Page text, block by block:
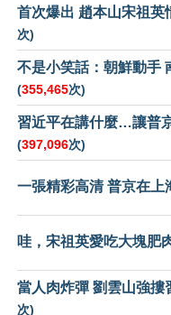
首次爆出 趙本山宋祖英
次)
不是小笑話：朝鮮動手
(355,465次)
習近平在講什麼…讓普
(397,096次)
一張精彩高清 普京在上
哇，宋祖英愛吃大塊肥
當人肉炸彈 劉雲山強摟
次)